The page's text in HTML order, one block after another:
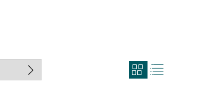
View
search